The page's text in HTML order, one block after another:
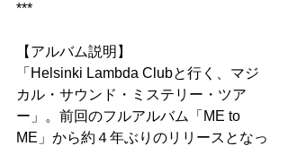
***
【アルバム説明】
「Helsinki Lambda Clubと行く、マジ
カル・サウンド・ミステリー・ツア
ー」。 前回のフルアルバム「ME to
ME」から約４年ぶり のリリースとなっ